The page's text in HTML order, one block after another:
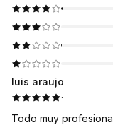
luis araujo
·
Todo muy